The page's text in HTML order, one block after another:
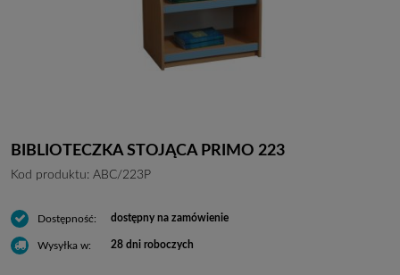
BIBLIOTECZKA STOJĄCA PRIMO 223
Kod produktu: ABC/223P
Dostępność: dostępny na zamówienie
Wysyłka w: 28 dni roboczych